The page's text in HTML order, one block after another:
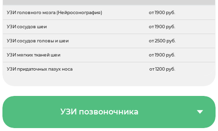
УЗИ головного мозга (Нейросонография) от 1900 руб.
УЗИ сосудов шеи от 1900 руб.
УЗИ сосудов головы и шеи от 2500 руб.
УЗИ мягких тканей шеи от 1900 руб.
УЗИ придаточных пазух носа от 1200 руб.
УЗИ позвоночника